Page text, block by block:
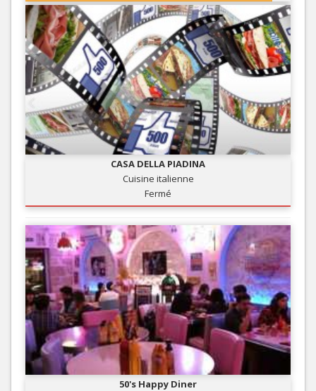
CASA DELLA PIADINA
Cuisine italienne
Fermé
50's Happy Diner